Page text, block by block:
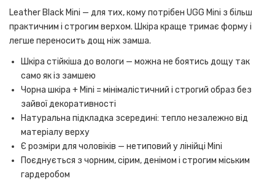
Leather Black Mini — для тих, кому потрібен UGG Mini з більш
практичним і строгим верхом. Шкіра краще тримає форму і
легше переносить дощ ніж замша.
Шкіра стійкіша до вологи — можна не боятись дощу так
само як із замшею
Чорна шкіра + Mini = мінімалістичний і строгий образ без
зайвої декоративності
Натуральна підкладка зсередині: тепло незалежно від
матеріалу верху
Є розміри для чоловіків — нетиповий у лінійці Mini
Поєднується з чорним, сірим, денімом і строгим міським
гардеробом